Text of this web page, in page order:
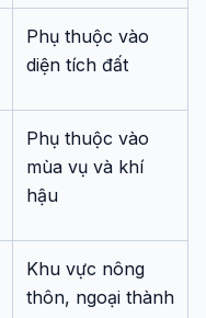
Phụ thuộc vào
diện tích đất
Phụ thuộc vào
mùa vụ và khí
hậu
Khu vực nông
thôn, ngoại thành